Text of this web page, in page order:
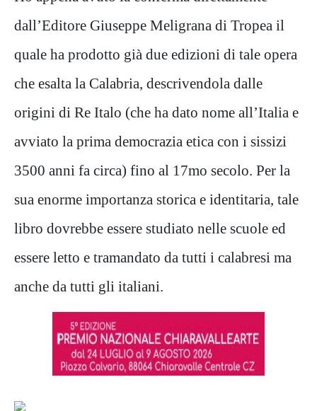
dall’Editore Giuseppe Meligrana di Tropea il
quale ha prodotto già due edizioni di tale opera
che esalta la Calabria, descrivendola dalle
origini di Re Italo (che ha dato nome all’Italia e
avviato la prima democrazia etica con i sissizi
3500 anni fa circa) fino al 17mo secolo. Per la
sua enorme importanza storica e identitaria, tale
libro dovrebbe essere studiato nelle scuole ed
essere letto e tramandato da tutti i calabresi ma
anche da tutti gli italiani.